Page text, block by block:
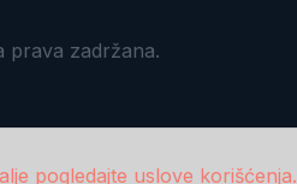
prava zadržana.
pogledajte uslove korišćenja.